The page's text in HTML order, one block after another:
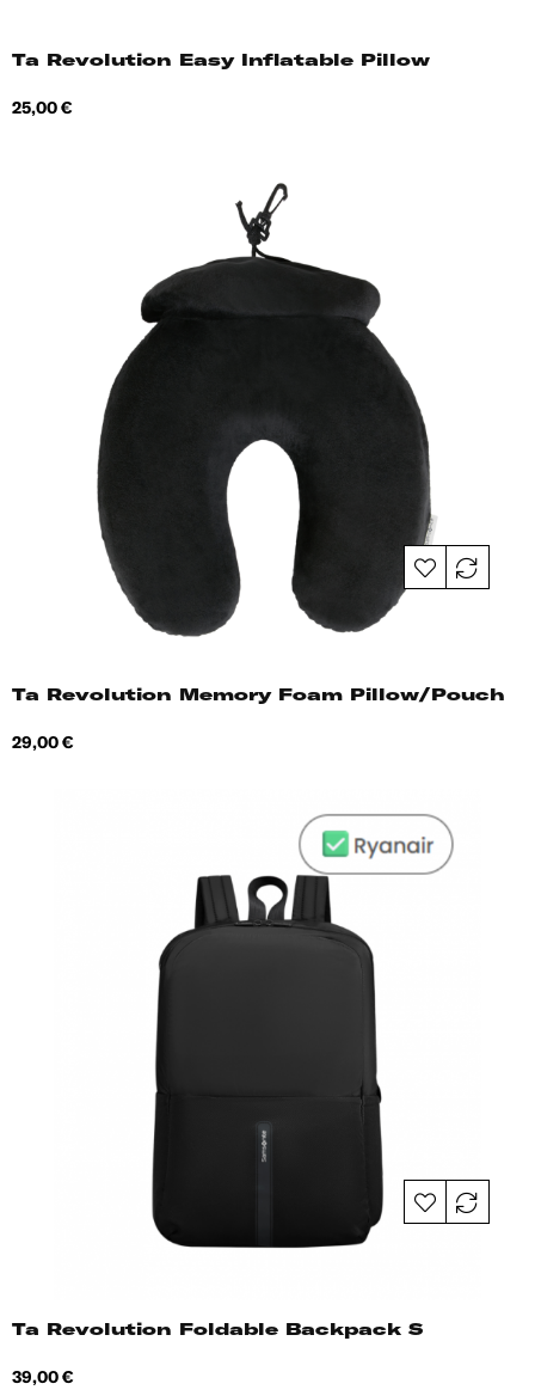
Ta Revolution Easy Inflatable Pillow
Hind
25,00 €
Ta Revolution Memory Foam Pillow/Pouch
Hind
29,00 €
Ta Revolution Foldable Backpack S
Hind
39,00 €